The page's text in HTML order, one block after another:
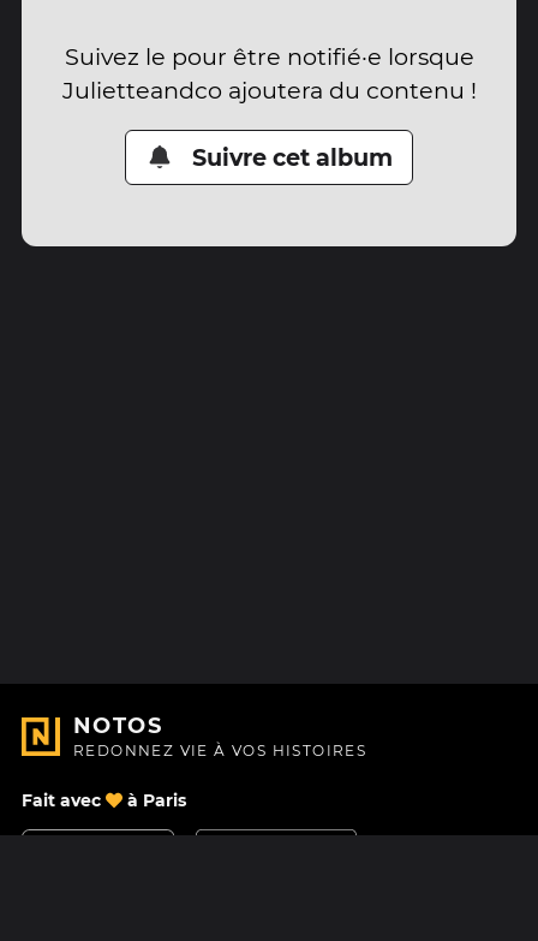
Suivez le pour être notifié·e lorsque
Julietteandco ajoutera du contenu !
Suivre cet album
NOTOS
REDONNEZ VIE À VOS HISTOIRES
Fait avec à Paris